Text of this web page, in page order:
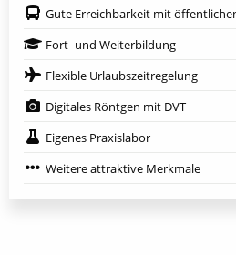
Gute Erreichbarkeit mit
Fort- und Weiterbildung
Flexible Urlaubszeitregelung
Digitales Röntgen mit DVT
Eigenes Praxislabor
Weitere attraktive Merkmale